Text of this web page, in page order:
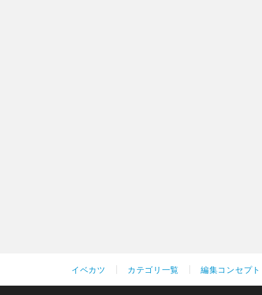
イベカツ カテゴリ一覧 編集コンセプト